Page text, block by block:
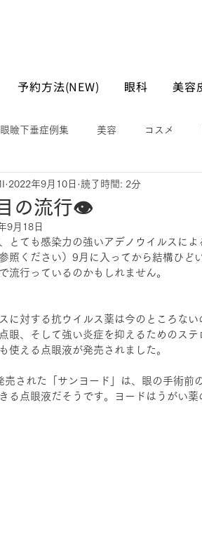
予約方法(NEW) 眼科 美容
眼瞼下垂症例集 美容 コスメ
の流行👁
2022年9月10日 読了時間: 2分
9月18日
とても感染力の強いアデノウイルスに
照ください）9月に入ってから結構ひど
流行っているのかもしれません。
に対する抗ウイルス薬は今のところな
眼、そして強い炎症を抑えるためのス
使える点眼液が発売されました。
売された「サンヨード」は、眼の手術前
る点眼液だそうです。ヨードはうがい薬